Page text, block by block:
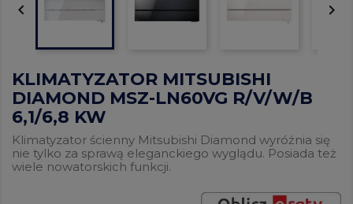
 
KLIMATYZATOR MITSUBISHI
DIAMOND MSZ-LN60VG R/V/W/B
6,1/6,8 KW
Klimatyzator ścienny Mitsubishi Diamond wyróżnia się
nie tylko za sprawą eleganckiego wyglądu. Posiada też
wiele nowatorskich funkcji.